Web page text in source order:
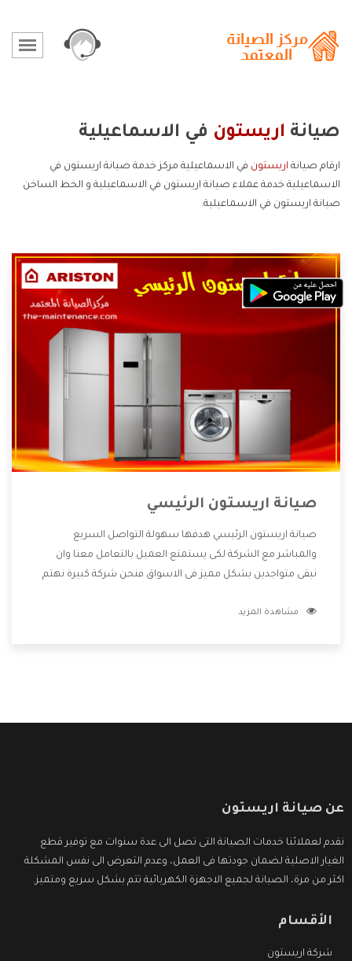
صيانة اريستون في الاسماعيلية
ارقام صيانة اريستون في الاسماعيلية مركز خدمة صيانة اريستون في
الاسماعيلية خدمة عملاء صيانة اريستون في الاسماعيلية و الخط الساخن
صيانة اريستون في الاسماعيلية.
صيانة اريستون الرئيسي
صيانة اريستون الرئيسي هدفها سهولة التواصل السريع
والمباشر مع الشركة لكى يستمتع العميل بالتعامل معنا وان
نبقى متواجدين بشكل مميز فى الاسواق فنحن شركة كبيرة نهتم
الشركة بها والتى تكون منها خدمة الصيانة التى تكون من أهم
مشاهدة المزيد
عن صيانة اريستون
نقدم لعملائنا خدمات الصيانة التى تصل الى عدة سنوات مع توفير قطع
الغيار الاصلية لضمان جودتها فى العمل، وعدم التعرض الى نفس المشكلة
اكثر من مرة، الصيانة لجميع الاجهزة الكهربائية تتم بشكل سريع ومتميز.
الأقسام
شركة اريستون